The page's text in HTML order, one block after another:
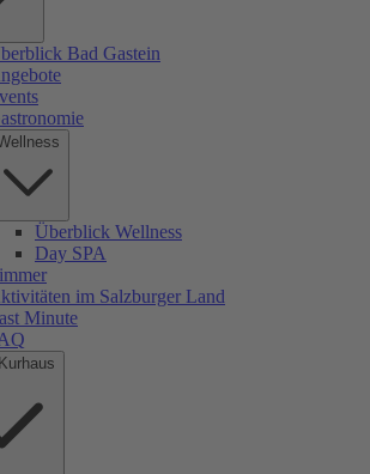
Bad Gastein
Überblick Wellness
Day SPA
im Salzburger Land
Minute